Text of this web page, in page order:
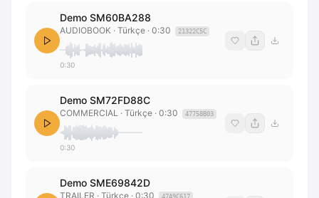
Demo SM60BA288
AUDIOBOOK · Türkçe · 0:30 21322C5C
0:30
Demo SM72FD88C
COMMERCIAL · Türkçe · 0:30 47758B03
0:30
Demo SME69842D
TRAILER · Türkçe · 0:30 47A9C617